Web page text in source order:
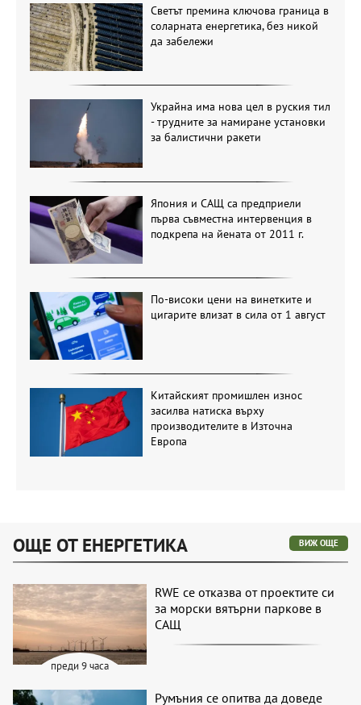
Светът премина ключова граница в
соларната енергетика, без никой
да забележи
Украйна има нова цел в руския тил
- трудните за намиране установки
за балистични ракети
Япония и САЩ са предприели
първа съвместна интервенция в
подкрепа на йената от 2011 г.
По-високи цени на винетките и
цигарите влизат в сила от 1 август
Китайският промишлен износ
засилва натиска върху
производителите в Източна
Европа
ОЩЕ ОТ ЕНЕРГЕТИКА ВИЖ ОЩЕ
преди 9 часа
RWE се отказва от проектите си
за морски вятърни паркове в
САЩ
Румъния се опитва да доведе